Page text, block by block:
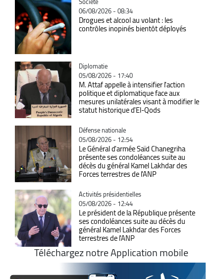
06/08/2026 - 08:34
Drogues et alcool au volant : les
contrôles inopinés bientôt déployés
Catégorie
Diplomatie
05/08/2026 - 17:40
M. Attaf appelle à intensifier l'action
politique et diplomatique face aux
mesures unilatérales visant à modifier le
statut historique d'El-Qods
Catégorie
Défense nationale
05/08/2026 - 12:54
Le Général d'armée Saïd Chanegriha
présente ses condoléances suite au
décès du général Kamel Lakhdar des
Forces terrestres de l'ANP
Catégorie
Activités présidentielles
05/08/2026 - 12:44
Le président de la République présente
ses condoléances suite au décès du
général Kamel Lakhdar des Forces
terrestres de l'ANP
Téléchargez notre Application mobile